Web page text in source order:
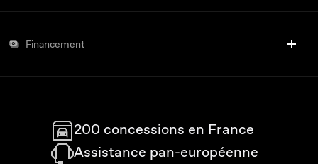
Financement
200 concessions en France
Assistance pan-européenne